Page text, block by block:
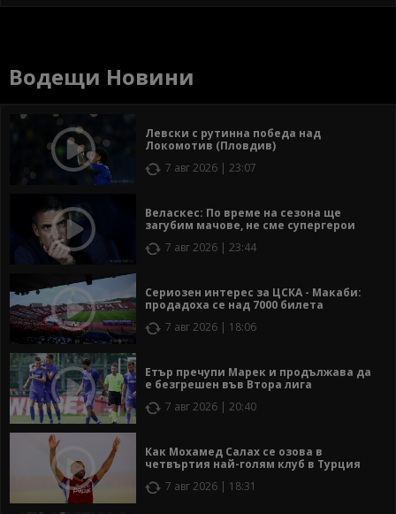
Водещи Новини
Левски с рутинна победа над
Локомотив (Пловдив)
7 авг 2026 | 23:07
Веласкес: По време на сезона ще
загубим мачове, не сме супергерои
7 авг 2026 | 23:44
Сериозен интерес за ЦСКА - Макаби:
продадоха се над 7000 билета
7 авг 2026 | 18:06
Етър пречупи Марек и продължава да
е безгрешен във Втора лига
7 авг 2026 | 20:40
Как Мохамед Салах се озова в
четвъртия най-голям клуб в Турция
7 авг 2026 | 18:31